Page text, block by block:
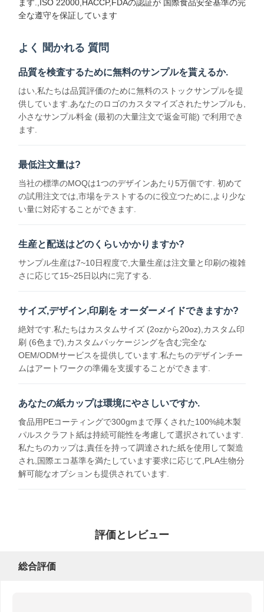
品質管理
連絡 くださ
紙のコーヒーカップ
アイス クリームの紙コップ
紙スープカップ
パンの紙袋
持ち帰り食材ボックス
カスタムベーカリーボックス
使い捨て可能なプラスチック コップ
プリントペーパーナプキン
デリラップ紙
食品と飲料の包装
ます.,ISO 22000,HACCP,FDAの認証が 国際食品安全基準の完
全な遵守を保証しています
よく 聞かれる 質問
品質を検査するために無料のサンプルを貰えるか.
はい,私たちは品質評価のために無料のストックサンプルを提
供しています.あなたのロゴのカスタマイズされたサンプルも,
小さなサンプル料金 (最初の大量注文で返金可能) で利用でき
ます.
最低注文量は?
当社の標準のMOQは1つのデザインあたり5万個です. 初めて
の試用注文では,市場をテストするのに役立つために,より少な
い量に対応することができます.
生産と配送はどのくらいかかりますか?
サンプル生産は7~10日程度で,大量生産は注文量と印刷の複雑
さに応じて15~25日以内に完了する.
サイズ,デザイン,印刷を オーダーメイドできますか?
絶対です.私たちはカスタムサイズ (2ozから20oz),カスタム印
刷 (6色まで),カスタムパッケージングを含む完全な
OEM/ODMサービスを提供しています.私たちのデザインチー
ムはアートワークの準備を支援することができます.
あなたの紙カップは環境にやさしいですか.
食品用PEコーティングで300gmまで厚くされた100%純木製
パルスクラフト紙は持続可能性を考慮して選択されています.
私たちのカップは,責任を持って調達された紙を使用して製造
され,国際エコ基準を満たしています要求に応じて,PLA生物分
解可能なオプションも提供されています.
評価とレビュー
総合評価